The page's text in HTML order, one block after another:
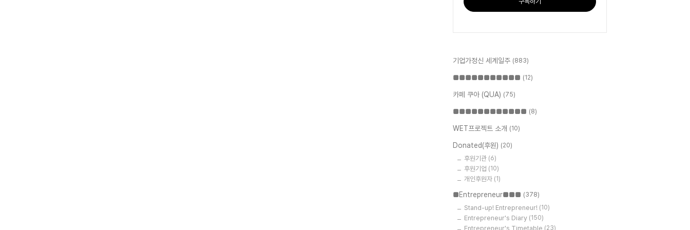
기업가정신 세계일주 (883)
■■■■■■■■■■■ (12)
카페 쿠아 (QUA) (75)
■■■■■■■■■■■■ (8)
WET프로젝트 소개 (10)
Donated(후원) (20)
후원기관 (6)
후원기업 (10)
개인후원자 (1)
■Entrepreneur■■■ (378)
Stand-up! Entrepreneur! (10)
Entrepreneur's Diary (150)
Entrepreneur's Timetable (23)